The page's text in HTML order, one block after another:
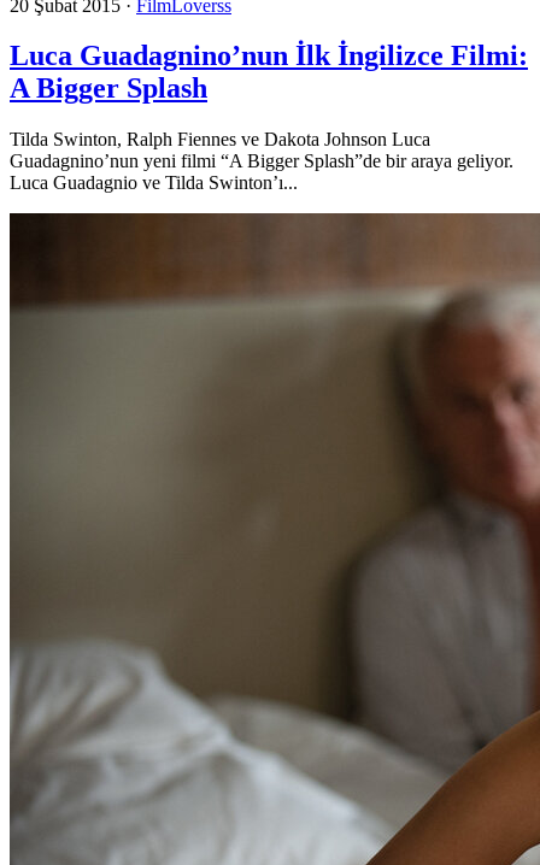
20 Şubat 2015 · FilmLoverss
Luca Guadagnino’nun İlk İngilizce Filmi:
A Bigger Splash
Tilda Swinton, Ralph Fiennes ve Dakota Johnson Luca
Guadagnino’nun yeni filmi “A Bigger Splash”de bir araya geliyor.
Luca Guadagnio ve Tilda Swinton’ı...